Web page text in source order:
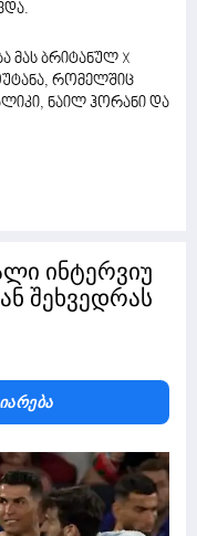
მას ბრიტანულ X
რომელშიც
ნაილ ჰორანი და
ინტერვიუ
შეხვედრას